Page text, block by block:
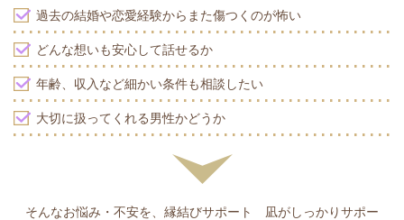
過去の結婚や恋愛経験からまた傷つくのが怖い
どんな想いも安心して話せるか
年齢、収入など細かい条件も相談したい
大切に扱ってくれる男性かどうか
そんなお悩み・不安を、 縁結びサポート 凪がしっかりサポー